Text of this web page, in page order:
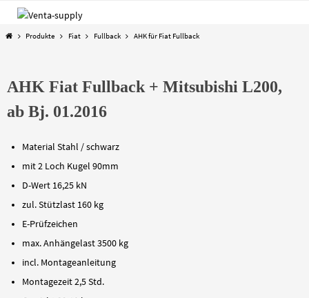
Zum
springen
StartProdukte Fiat Fullback AHK für Fiat Fullback
AHK Fiat Fullback + Mitsubishi L200,
ab Bj. 01.2016
Material Stahl / schwarz
mit 2 Loch Kugel 90mm
D-Wert 16,25 kN
zul. Stützlast 160 kg
E-Prüfzeichen
max. Anhängelast 3500 kg
incl. Montageanleitung
Montagezeit 2,5 Std.